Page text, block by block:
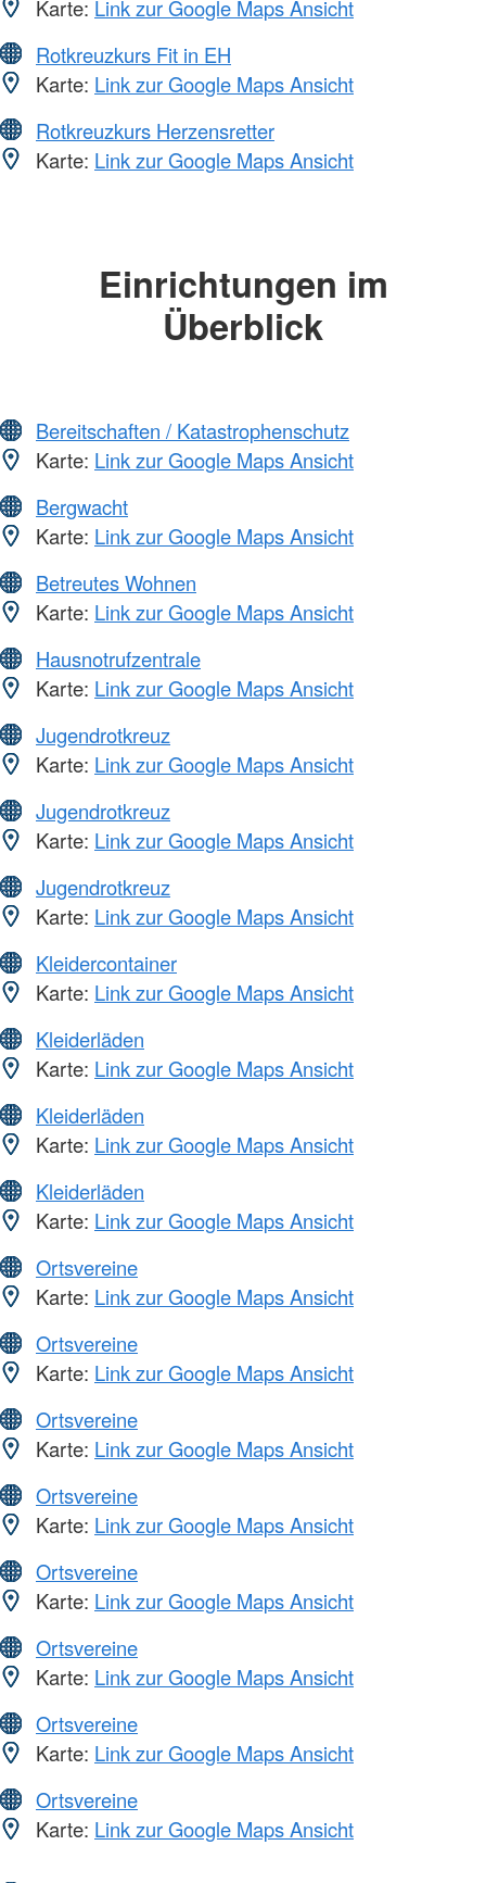
Karte: Link zur Google Maps Ansicht
Rotkreuzkurs Fit in EH
Karte: Link zur Google Maps Ansicht
Rotkreuzkurs Herzensretter
Karte: Link zur Google Maps Ansicht
Einrichtungen im
Überblick
Bereitschaften / Katastrophenschutz
Karte: Link zur Google Maps Ansicht
Bergwacht
Karte: Link zur Google Maps Ansicht
Betreutes Wohnen
Karte: Link zur Google Maps Ansicht
Hausnotrufzentrale
Karte: Link zur Google Maps Ansicht
Jugendrotkreuz
Karte: Link zur Google Maps Ansicht
Jugendrotkreuz
Karte: Link zur Google Maps Ansicht
Jugendrotkreuz
Karte: Link zur Google Maps Ansicht
Kleidercontainer
Karte: Link zur Google Maps Ansicht
Kleiderläden
Karte: Link zur Google Maps Ansicht
Kleiderläden
Karte: Link zur Google Maps Ansicht
Kleiderläden
Karte: Link zur Google Maps Ansicht
Ortsvereine
Karte: Link zur Google Maps Ansicht
Ortsvereine
Karte: Link zur Google Maps Ansicht
Ortsvereine
Karte: Link zur Google Maps Ansicht
Ortsvereine
Karte: Link zur Google Maps Ansicht
Ortsvereine
Karte: Link zur Google Maps Ansicht
Ortsvereine
Karte: Link zur Google Maps Ansicht
Ortsvereine
Karte: Link zur Google Maps Ansicht
Ortsvereine
Karte: Link zur Google Maps Ansicht